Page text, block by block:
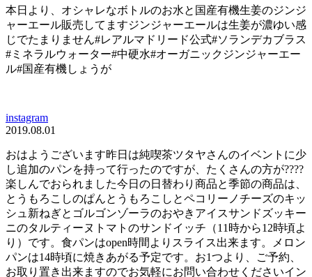
本日より、オシャレなボトルのお水と国産有機生姜のジンジ
ャーエール販売してますジンジャーエールは生姜が濃ゆい感
じでたまりません#レアルマドリード公式#ソランデカブラス
#ミネラルウォーター#中硬水#オーガニックジンジャーエー
ル#国産有機しょうが
instagram
2019.08.01
おはようございます昨日は純喫茶ツタヤさんのイベントに少
し追加のパンを持って行ったのですが、たくさんの方が????
楽しんでおられました今日の日替わり商品と季節の商品は、
とうもろこしのぱんとうもろこしとペコリーノチーズのキッ
シュ新ねぎとゴルゴンゾーラのおやきアイスサンドズッキー
ニのタルティーヌトマトのサンドイッチ（11時から12時頃よ
り）です。食パンはopen時間よりスライス出来ます。メロン
パンは14時頃に焼きあがる予定です。お1つより、ご予約、
お取り置き出来ますのでお気軽にお問い合わせくださいイン